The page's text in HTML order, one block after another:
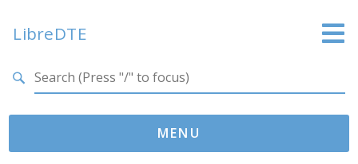
LibreDTE
LibreDTE Edición Enterprise
MENU